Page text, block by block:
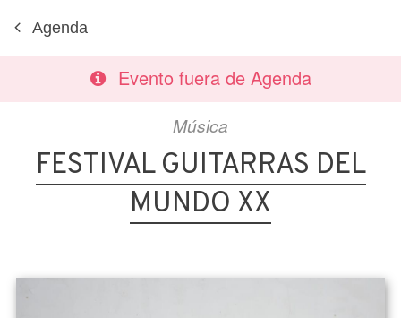
Agenda
Evento fuera de Agenda
Música
FESTIVAL GUITARRAS DEL
MUNDO XX